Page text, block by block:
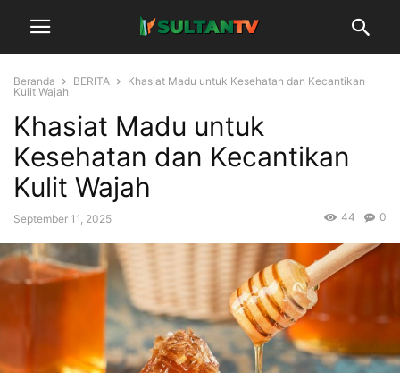
Beranda BERITA
Khasiat Madu untuk Kesehatan dan Kecantikan
Kulit Wajah
Khasiat Madu untuk
Kesehatan dan Kecantikan
Kulit Wajah
September 11, 2025 0
44